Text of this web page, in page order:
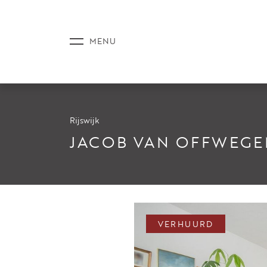
Rijswijk
JACOB VAN
VERHUURD
AANBOD
NIEUWS